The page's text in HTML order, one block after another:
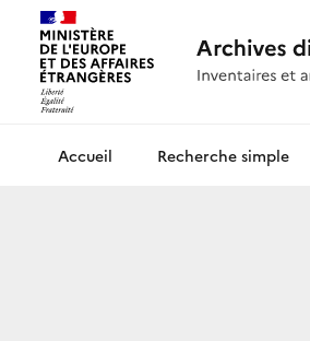
Archives diplomatiquesRecherche simple